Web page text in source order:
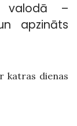
valodā –
apzināts
katras dienas